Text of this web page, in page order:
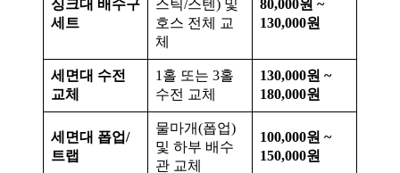
싱크대 배수구
세트
스틱/스텐) 및
호스 전체 교
체
80,000원 ~
130,000원
세면대 수전
교체
1홀 또는 3홀
수전 교체
130,000원 ~
180,000원
세면대 폽업/
트랩
물마개(폽업)
및 하부 배수
관 교체
100,000원 ~
150,000원